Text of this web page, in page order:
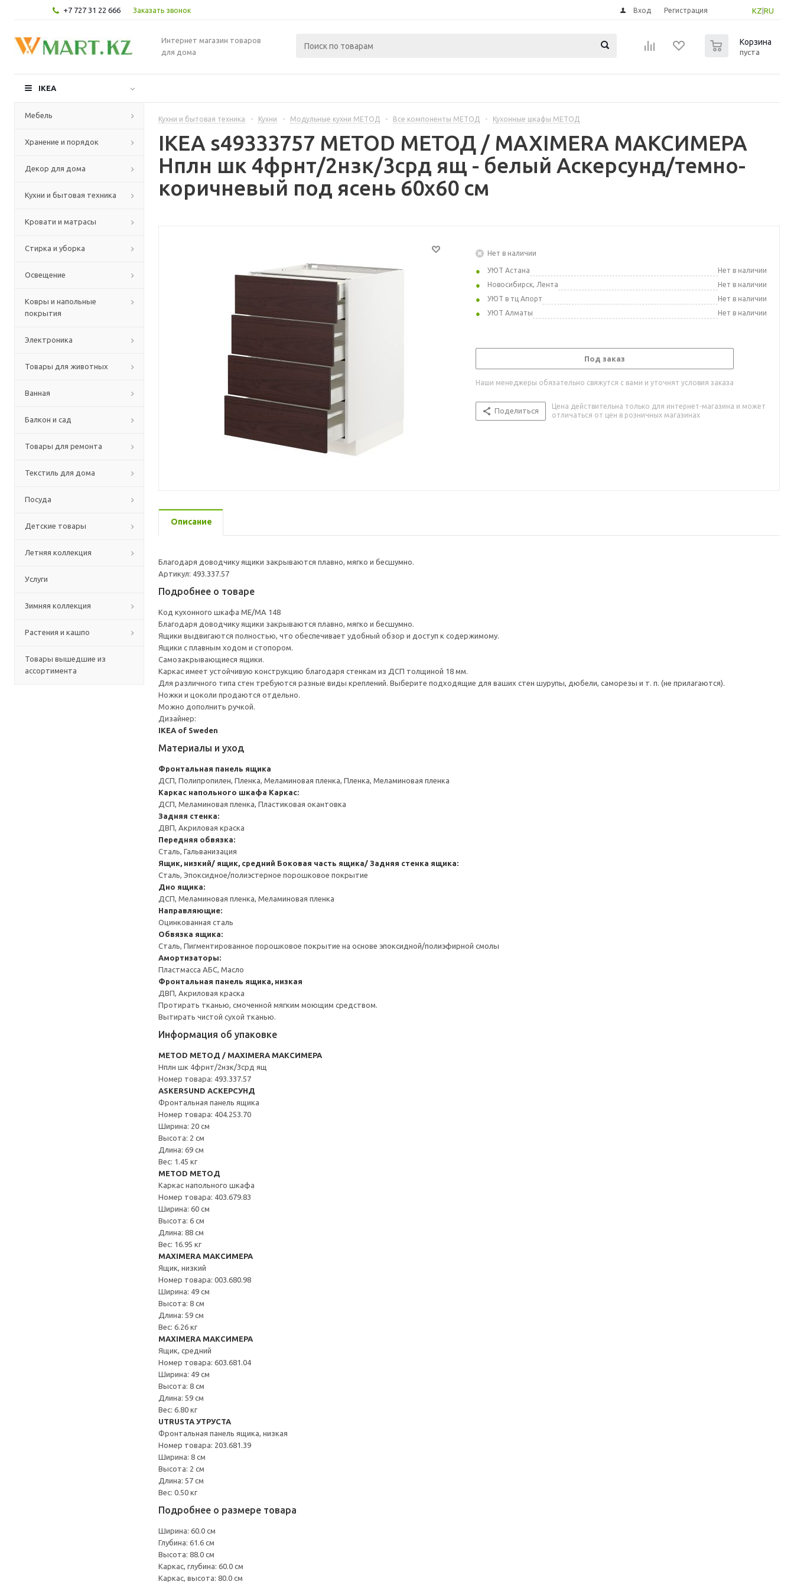
+7 727 31 22 666 Заказать звонок KZ RU
Вход Регистрация
Интернет магазин товаров
для дома
Корзина
пуста
IKEA
Мебель
Хранение и порядок
Декор для дома
Кухни и бытовая техника
Кровати и матрасы
Стирка и уборка
Освещение
Ковры и напольные
покрытия
Электроника
Товары для животных
Ванная
Балкон и сад
Товары для ремонта
Текстиль для дома
Посуда
Детские товары
Летняя коллекция
Услуги
Зимняя коллекция
Растения и кашпо
Товары вышедшие из
ассортимента
Кухни и бытовая техника - Кухни - Модульные кухни МЕТОД - Все компоненты МЕТОД - Кухонные шкафы МЕТОД
IKEA s49333757 METOD МЕТОД / MAXIMERA МАКСИМЕРА
Нплн шк 4фрнт/2нзк/3срд ящ - белый Аскерсунд/темно-
коричневый под ясень 60x60 см
Нет в наличии
УЮТ Астана
Нет в наличии
Новосибирск, Лента
Нет в наличии
УЮТ в тц Апорт
Нет в наличии
УЮТ Алматы
Нет в наличии
Под заказ
Наши менеджеры обязательно свяжутся с вами и уточнят условия заказа
Поделиться
Цена действительна только для интернет-магазина и может
отличаться от цен в розничных магазинах
Описание
Благодаря доводчику ящики закрываются плавно, мягко и бесшумно.
Артикул: 493.337.57
Подробнее о товаре
Код кухонного шкафа ME/MA 148
Благодаря доводчику ящики закрываются плавно, мягко и бесшумно.
Ящики выдвигаются полностью, что обеспечивает удобный обзор и доступ к содержимому.
Ящики с плавным ходом и стопором.
Самозакрывающиеся ящики.
Каркас имеет устойчивую конструкцию благодаря стенкам из ДСП толщиной 18 мм.
Для различного типа стен требуются разные виды креплений. Выберите подходящие для ваших стен шурупы, дюбели, саморезы и т. п. (не прилагаются).
Ножки и цоколи продаются отдельно.
Можно дополнить ручкой.
Дизайнер:
IKEA of Sweden
Материалы и уход
Фронтальная панель ящика
ДСП, Полипропилен, Пленка, Меламиновая пленка, Пленка, Меламиновая пленка
Каркас напольного шкафа Каркас:
ДСП, Меламиновая пленка, Пластиковая окантовка
Задняя стенка:
ДВП, Акриловая краска
Передняя обвязка:
Сталь, Гальванизация
Ящик, низкий/ ящик, средний Боковая часть ящика/ Задняя стенка ящика:
Сталь, Эпоксидное/полиэстерное порошковое покрытие
Дно ящика:
ДСП, Меламиновая пленка, Меламиновая пленка
Направляющие:
Оцинкованная сталь
Обвязка ящика:
Сталь, Пигментированное порошковое покрытие на основе эпоксидной/полиэфирной смолы
Амортизаторы:
Пластмасса АБС, Масло
Фронтальная панель ящика, низкая
ДВП, Акриловая краска
Протирать тканью, смоченной мягким моющим средством.
Вытирать чистой сухой тканью.
Информация об упаковке
METOD МЕТОД / MAXIMERA МАКСИМЕРА
Нплн шк 4фрнт/2нзк/3срд ящ
Номер товара: 493.337.57
ASKERSUND АСКЕРСУНД
Фронтальная панель ящика
Номер товара: 404.253.70
Ширина: 20 см
Высота: 2 см
Длина: 69 см
Вес: 1.45 кг
METOD МЕТОД
Каркас напольного шкафа
Номер товара: 403.679.83
Ширина: 60 см
Высота: 6 см
Длина: 88 см
Вес: 16.95 кг
MAXIMERA МАКСИМЕРА
Ящик, низкий
Номер товара: 003.680.98
Ширина: 49 см
Высота: 8 см
Длина: 59 см
Вес: 6.26 кг
MAXIMERA МАКСИМЕРА
Ящик, средний
Номер товара: 603.681.04
Ширина: 49 см
Высота: 8 см
Длина: 59 см
Вес: 6.80 кг
UTRUSTA УТРУСТА
Фронтальная панель ящика, низкая
Номер товара: 203.681.39
Ширина: 8 см
Высота: 2 см
Длина: 57 см
Вес: 0.50 кг
Подробнее о размере товара
Ширина: 60.0 см
Глубина: 61.6 см
Высота: 88.0 см
Каркас, глубина: 60.0 см
Каркас, высота: 80.0 см